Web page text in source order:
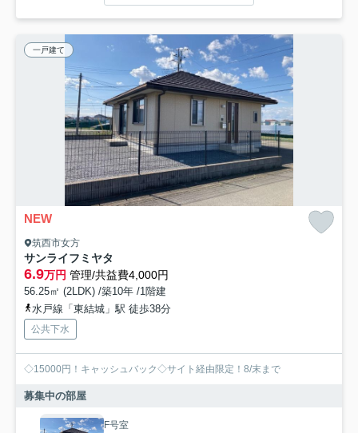
一戸建て
NEW
筑西市女方
サンライフミヤタ
6.9万円 管理/共益費4,000円
56.25㎡ (2LDK) /築10年 /1階建
水戸線「東結城」駅 徒歩38分
公共下水
◇15000円！キャッシュバック◇サイト経由限定！8/末まで
募集中の部屋
F号室